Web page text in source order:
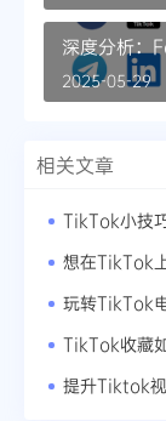
深度分析：
技巧
2025-05-29
相关文章
TikTok小技
想在TikTok
玩转TikTok
TikTok收藏
提升Tiktok